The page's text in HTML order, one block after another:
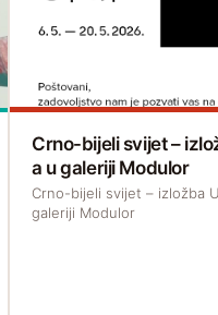
Crno-bijeli svijet –
a u galeriji Modulor
Crno-bijeli svijet – izložba
galeriji Modulor